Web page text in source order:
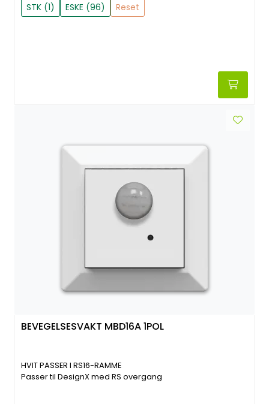
STK (1) ESKE (96) Reset
BEVEGELSESVAKT MBD16A 1POL
HVIT PASSER I RS16-RAMME
Passer til DesignX med RS overgang